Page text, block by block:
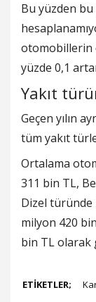
Bu yüzden bu
otomobillerin
yüzde 0,1
Yakıt
Geçen yılın
tüm yakıt
Ortalama
311 bin TL,
Dizel türünde
milyon 420
bin TL olarak
ETİKETLER;